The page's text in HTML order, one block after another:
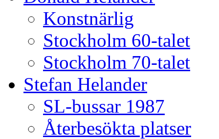
Konstnärlig
Stockholm 60-talet
Stockholm 70-talet
Stefan Helander
SL-bussar 1987
Återbesökta platser